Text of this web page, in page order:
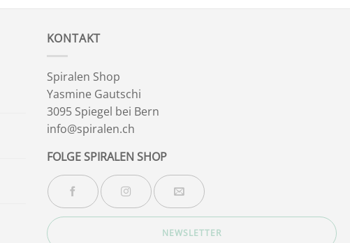
KONTAKT
Spiralen Shop
Yasmine Gautschi
3095 Spiegel bei Bern
info@spiralen.ch
FOLGE SPIRALEN SHOP
NEWSLETTER